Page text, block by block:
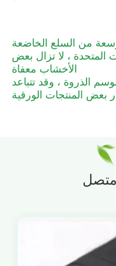
من السلع الخاضعة
المتحدة ، لا تزال بعض
الأخشاب معفاة
الذروة ، وقد تتباعد
بعض المنتجات الورقية